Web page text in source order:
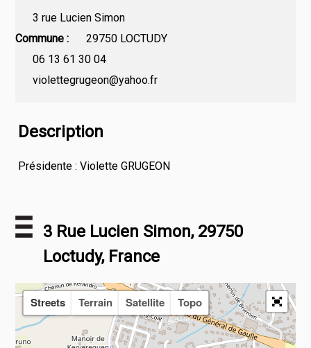
3 rue Lucien Simon
Commune
29750 LOCTUDY
06 13 61 30 04
violettegrugeon@yahoo.fr
Description
Présidente : Violette GRUGEON
3 Rue Lucien Simon, 29750
Loctudy, France
Streets Terrain Satellite Topo